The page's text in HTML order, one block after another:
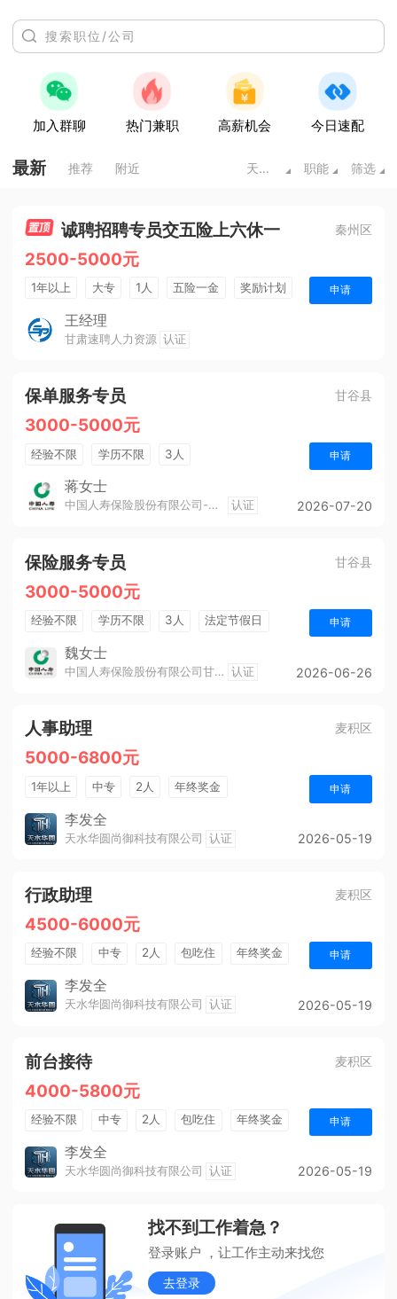
加入群聊 热门兼职 高薪机会 今日速配
最新 推荐 附近 天水甘肃 职能 筛选
诚聘招聘专员交五险上六休一 秦州区
2500-5000元
1年以上 大专 1人 五险一金
奖励计划
销售奖金
申请
王经理
甘肃速聘人力资源 认证
保单服务专员 甘谷县
3000-5000元
经验不限 学历不限 3人 申请
蒋女士
中国人寿保险股份有限公司-甘谷支公司 认证 2026-07-20
保险服务专员 甘谷县
3000-5000元
经验不限 学历不限 3人
法定节假日
销售奖金
综合补贴
申请
魏女士
中国人寿保险股份有限公司甘谷支公司 认证 2026-06-26
人事助理 麦积区
5000-6800元
1年以上 中专 2人
年终奖金
法定节假日
带薪年假
申请
李发全
天水华圆尚御科技有限公司 认证 2026-05-19
行政助理 麦积区
4500-6000元
经验不限 中专 2人 包吃住
年终奖金
五险
周末双休
申请
李发全
天水华圆尚御科技有限公司 认证 2026-05-19
前台接待 麦积区
4000-5800元
经验不限 中专 2人 包吃住
年终奖金
法定节假日
申请
李发全
天水华圆尚御科技有限公司 认证 2026-05-19
找不到工作着急？
登录账户 ，让工作主动来找您
去登录